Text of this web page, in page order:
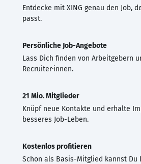
Entdecke mit XING genau den Job,
passt.
Persönliche Job-Angebote
Lass Dich finden von Arbeitgebern
Recruiter·innen.
21 Mio. Mitglieder
Knüpf neue Kontakte und erhalte
besseres Job-Leben.
Kostenlos profitieren
Schon als Basis-Mitglied kannst Du